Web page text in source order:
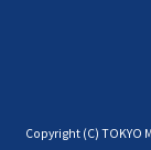
Copyright (C) TOKYO